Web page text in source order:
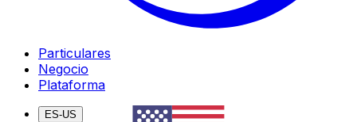
Particulares
Negocio
Plataforma
ES-US